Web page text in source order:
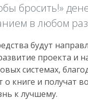
бросить!»
в любом
будут
проекта и
системах,
книге и получат
к лучшему.